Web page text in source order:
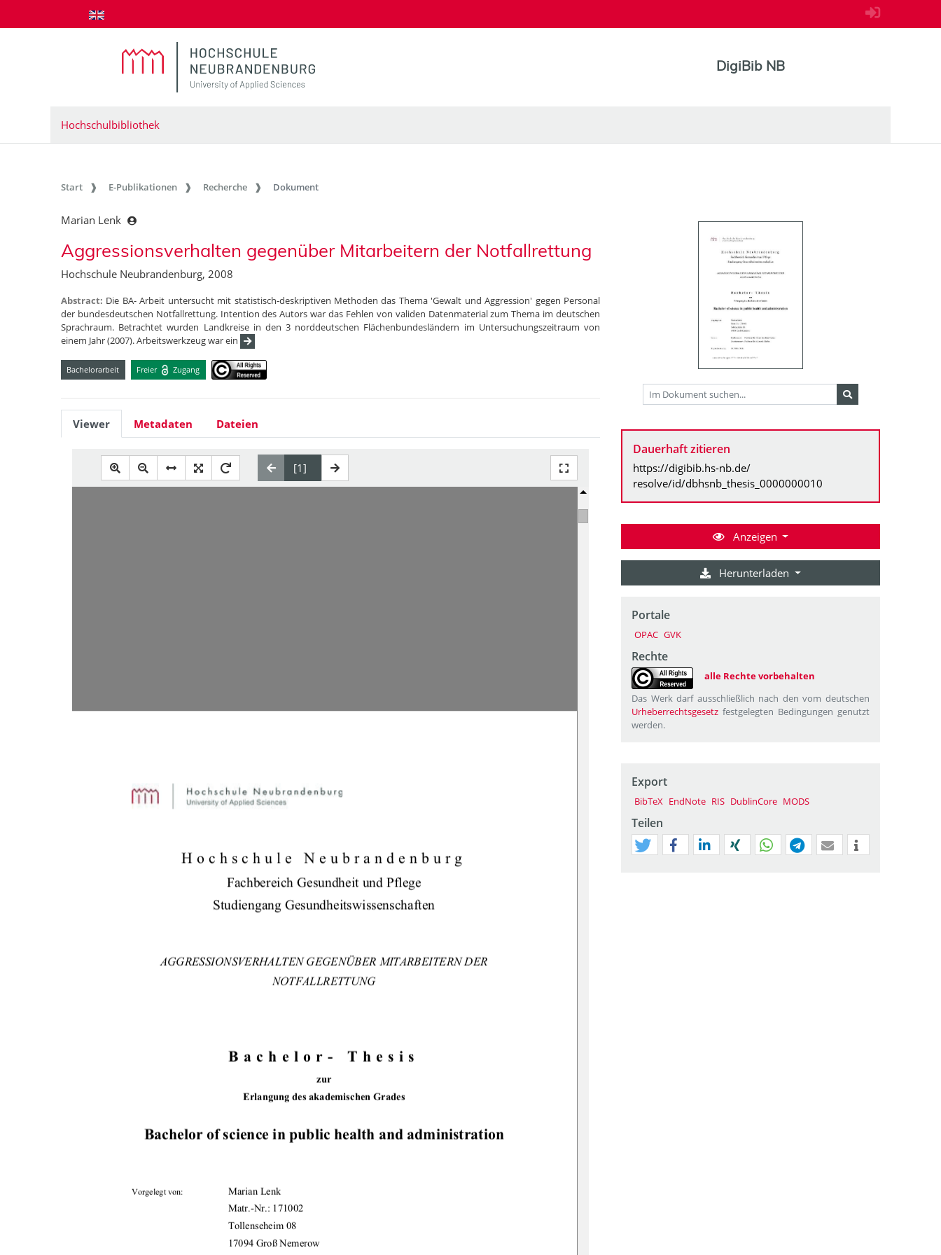
zum Inhalt springen
DigiBib NB
Hochschulbibliothek
Start E-Publikationen Recherche Dokument
Marian Lenk
Aggressionsverhalten gegenüber Mitarbeitern der Notfallrettung
Hochschule Neubrandenburg, 2008
Abstract: Die BA- Arbeit untersucht mit statistisch-deskriptiven Methoden das Thema 'Gewalt und Aggression' gegen Personal
der bundesdeutschen Notfallrettung. Intention des Autors war das Fehlen von validen Datenmaterial zum Thema im deutschen
Sprachraum. Betrachtet wurden Landkreise in den 3 norddeutschen Flächenbundesländern im Untersuchungszeitraum von
einem Jahr (2007). Arbeitswerkzeug war ein
Bachelorarbeit Freier Zugang
Viewer Metadaten Dateien
Hochschule Neubrandenburg
Fachbereich Gesundheit und Pflege
Studiengang Gesundheitswissenschaften
AGGRESSIONSVERHALTEN GEGENÜBER MITARBEITERN DER
NOTFALLRETTUNG
Bachelor- Thesis
zur
Erlangung des akademischen Grades
Bachelor of science in public health and administration
Vorgelegt von:
                  Marian                  Lenk
Matr.-Nr.: 171002
                                      Tollenseheim                                      08
17094 Groß Nemerow
Dauerhaft zitieren
https://digibib.hs-nb.de/
resolve/id/dbhsnb_thesis_0000000010
Anzeigen
Herunterladen
Portale
OPAC GVK
Rechte
alle Rechte vorbehalten
Das Werk darf ausschließlich nach den vom deutschen
Urheberrechtsgesetz festgelegten Bedingungen genutzt
werden.
Export
BibTeX EndNote RIS DublinCore MODS
Teilen